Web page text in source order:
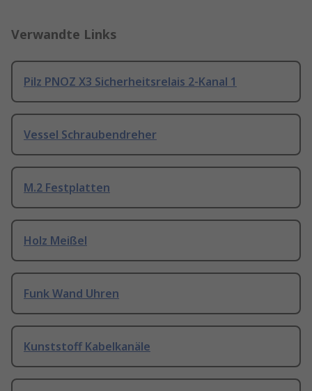
Verwandte Links
Pilz PNOZ X3 Sicherheitsrelais 2-Kanal 1
Vessel Schraubendreher
M.2 Festplatten
Holz Meißel
Funk Wand Uhren
Kunststoff Kabelkanäle